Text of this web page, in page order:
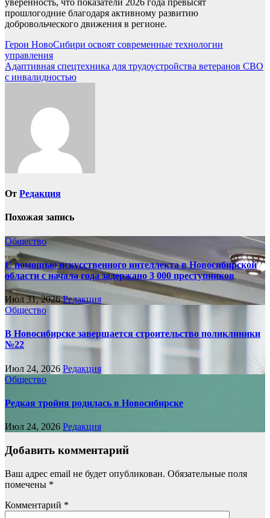
прошлогодние благодаря активному развитию
добровольческого движения в регионе.
Навигация
по
записям
Герои НовоСибири освоят современные технологии
управления
Адаптивная спецтехника для трудоустройства ветеранов СВО
с инвалидностью
От Редакция
Похожая запись
Общество
С помощью искусственного интеллекта в Новосибирской
области с начала года задержано 3 000 преступников
Июл 31, 2026Редакция
Общество
В Новосибирске завершается строительство поликлиники
№22
Июл 24, 2026 Редакция
Общество
Редкая тройня родилась в Новосибирске
Июл 24, 2026 Редакция
Добавить комментарий
Ваш адрес email не будет опубликован. Обязательные поля
помечены *
Комментарий *